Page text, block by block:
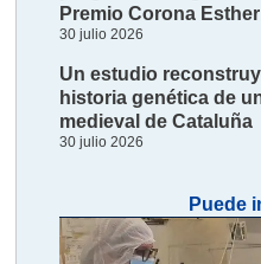
Premio Corona Esther
30 julio 2026
Un estudio
historia genética de
medieval de Cataluña
30 julio 2026
Puede